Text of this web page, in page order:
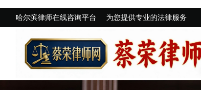
哈尔滨律师在线咨询平台 为您提供专业的法律服务